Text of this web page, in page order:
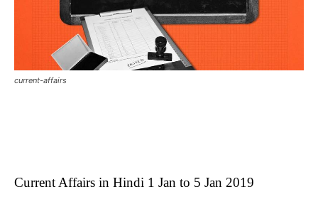
current-affairs
Current Affairs in Hindi 1 Jan to 5 Jan 2019